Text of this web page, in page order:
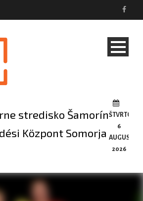
stredisko Šamorín
Központ Somorja
ŠTVRTOK,
6
AUGUSTA,
2026